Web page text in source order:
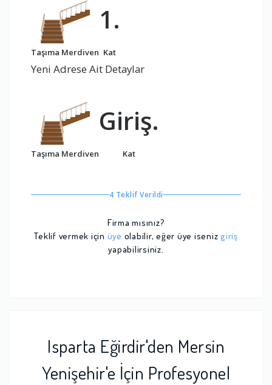
Taşıma Merdiven
1.
Kat
Yeni Adrese Ait Detaylar
Taşıma Merdiven
Giriş.
Kat
4 Teklif Verildi
Firma mısınız?
Teklif vermek için üye olabilir, eğer üye iseniz giriş
yapabilirsiniz.
Isparta Eğirdir'den Mersin
Yenişehir'e İçin Profesyonel